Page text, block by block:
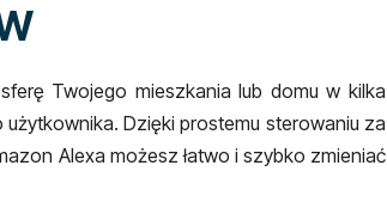
Twojego mieszkania lub domu w kilka
Dzięki prostemu sterowaniu za
Alexa możesz łatwo i szybko zmieniać